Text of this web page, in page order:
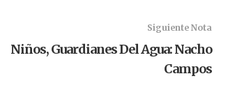
Siguiente Nota
Niños, Guardianes Del Agua: Nacho
Campos